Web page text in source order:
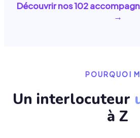
Découvrir nos102
→
POURQUOI
Un interlocuteur
à Z